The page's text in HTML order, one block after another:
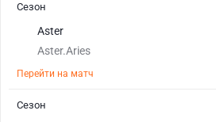
Aster
Aster.Aries
Перейти на матч
Сезон
Сезон